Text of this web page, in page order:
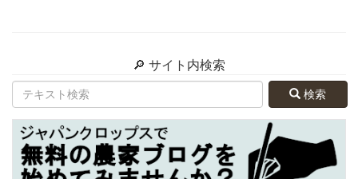
🔎 サイト内検索
検索